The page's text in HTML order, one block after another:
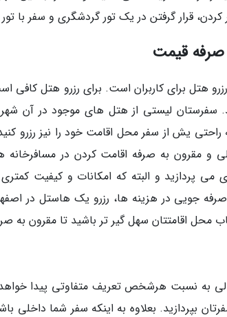
قرار گرفتن در یک تور گردشگری و سفر با
قیمت
هتل برای کاربران است. برای رزرو هتل
سفرستان لیستی از هتل های موجود در آن
راحتی یش از سفر محل اقامت خود را نیز رزرو
و مقرون به صرفه اقامت کردن در مسافرخانه
می پردازید و البته که امکانات و کیفیت
صرفه جویی در هزینه ها، رزرو یک هاستل در
اقامتتان سهل گیر تر باشید تا مقرون به
به نسبت هرشخص تعریف متفاوتی پیدا
بپردازید. بعلاوه به اینکه سفر شما